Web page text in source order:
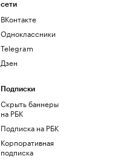
сети
ВКонтакте
Одноклассники
Telegram
Дзен
Подписки
Скрыть баннеры
на РБК
Подписка на РБК
Корпоративная
подписка